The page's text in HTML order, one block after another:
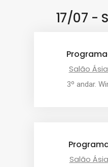
17/07 -
Salão
3º andar.
Salão